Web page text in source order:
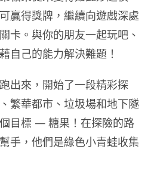
贏得獎牌，繼續向遊戲深處
卡。與你的朋友一起玩吧、
自己的能力解決難題！
出來，開始了一段精彩探
繁華都市、垃圾場和地下隧
目標 — 糖果！在探險的路
手，他們是綠色小青蛙收集